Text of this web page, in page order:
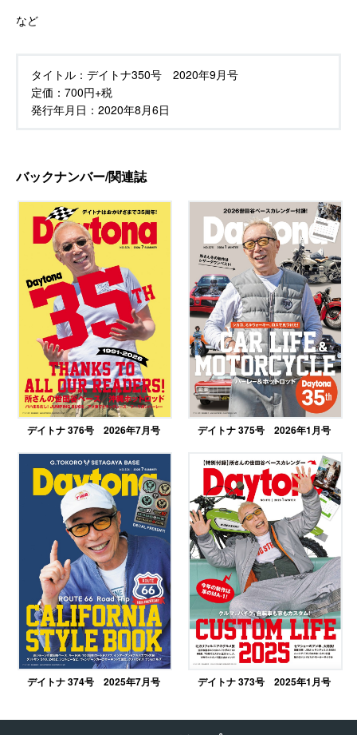
など
タイトル： デイトナ350号 2020年9月号
定価： 700円+税
発行年月日： 2020年8月6日
バックナンバー/関連誌
デイトナ 376号 2026年7月号 デイトナ 375号 2026年1月号
デイトナ 374号 2025年7月号 デイトナ 373号 2025年1月号